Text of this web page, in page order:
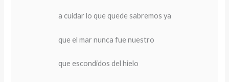
a cuidar lo que quede sabremos ya
que el mar nunca fue nuestro
que escondidos del hielo